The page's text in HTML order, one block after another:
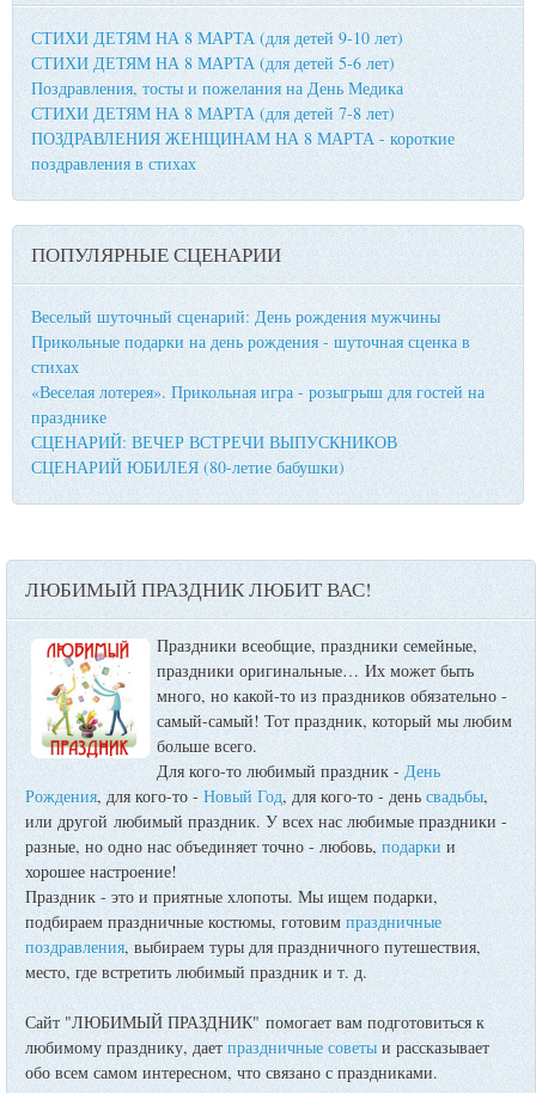
СТИХИ ДЕТЯМ НА 8 МАРТА (для детей 9-10 лет)
СТИХИ ДЕТЯМ НА 8 МАРТА (для детей 5-6 лет)
Поздравления, тосты и пожелания на День Медика
СТИХИ ДЕТЯМ НА 8 МАРТА (для детей 7-8 лет)
ПОЗДРАВЛЕНИЯ ЖЕНЩИНАМ НА 8 МАРТА - короткие
поздравления в стихах
ПОПУЛЯРНЫЕ СЦЕНАРИИ
Веселый шуточный сценарий: День рождения мужчины
Прикольные подарки на день рождения - шуточная сценка в
стихах
«Веселая лотерея». Прикольная игра - розыгрыш для гостей на
празднике
СЦЕНАРИЙ: ВЕЧЕР ВСТРЕЧИ ВЫПУСКНИКОВ
СЦЕНАРИЙ ЮБИЛЕЯ (80-летие бабушки)
ЛЮБИМЫЙ ПРАЗДНИК ЛЮБИТ ВАС!
Праздники всеобщие, праздники семейные,
праздники оригинальные… Их может быть
много, но какой-то из праздников обязательно -
самый-самый! Тот праздник, который мы любим
больше всего.
Для кого-то любимый праздник - День
Рождения, для кого-то -Новый Год, для кого-то - деньсвадьбы,
или другой любимый праздник. У всех нас любимые праздники -
разные, но одно нас объединяет точно - любовь,подарки и
хорошее настроение!
Праздник - это и приятные хлопоты. Мы ищем подарки,
подбираем праздничные костюмы, готовимпраздничные
поздравления, выбираем туры для праздничного путешествия,
место, где встретить любимый праздник и т. д.
Сайт "ЛЮБИМЫЙ ПРАЗДНИК" помогает вам подготовиться к
любимому празднику, даетпраздничные советы и рассказывает
обо всем самом интересном, что связано с праздниками.